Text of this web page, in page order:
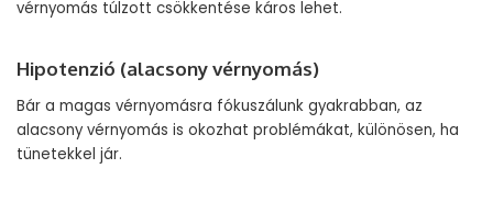
vérnyomás túlzott csökkentése káros lehet.
Hipotenzió (alacsony vérnyomás)
Bár a magas vérnyomásra fókuszálunk gyakrabban, az
alacsony vérnyomás is okozhat problémákat, különösen, ha
tünetekkel jár.